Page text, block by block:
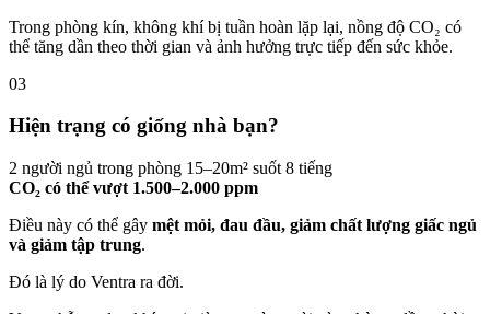
Trong phòng kín, không khí bị tuần hoàn lặp lại, nồng độ CO₂ có
thể tăng dần theo thời gian và ảnh hưởng trực tiếp đến sức khỏe.
03
Hiện trạng có giống nhà bạn?
2 người ngủ trong phòng 15–20m² suốt 8 tiếng
CO₂ có thể vượt 1.500–2.000 ppm
Điều này có thể gây mệt mỏi, đau đầu, giảm chất lượng giấc ngủ
và giảm tập trung.
Đó là lý do Ventra ra đời.